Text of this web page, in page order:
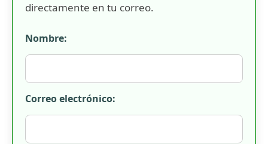
directamente en tu correo.
Nombre:
Correo electrónico: